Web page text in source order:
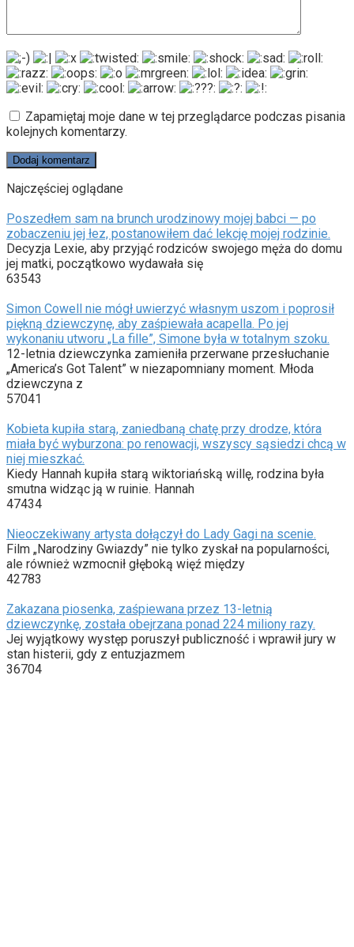
Zapamiętaj moje dane w tej przeglądarce podczas pisania
kolejnych komentarzy.
Najczęściej oglądane
Poszedłem sam na brunch urodzinowy mojej babci — po
zobaczeniu jej łez, postanowiłem dać lekcję mojej rodzinie.
Decyzja Lexie, aby przyjąć rodziców swojego męża do domu
jej matki, początkowo wydawała się
63543
Simon Cowell nie mógł uwierzyć własnym uszom i poprosił
piękną dziewczynę, aby zaśpiewała acapella. Po jej
wykonaniu utworu „La fille”, Simone była w totalnym szoku.
12-letnia dziewczynka zamieniła przerwane przesłuchanie
„America’s Got Talent” w niezapomniany moment. Młoda
dziewczyna z
57041
Kobieta kupiła starą, zaniedbaną chatę przy drodze, która
miała być wyburzona: po renowacji, wszyscy sąsiedzi chcą w
niej mieszkać.
Kiedy Hannah kupiła starą wiktoriańską willę, rodzina była
smutna widząc ją w ruinie. Hannah
47434
Nieoczekiwany artysta dołączył do Lady Gagi na scenie.
Film „Narodziny Gwiazdy” nie tylko zyskał na popularności,
ale również wzmocnił głęboką więź między
42783
Zakazana piosenka, zaśpiewana przez 13-letnią
dziewczynkę, została obejrzana ponad 224 miliony razy.
Jej wyjątkowy występ poruszył publiczność i wprawił jury w
stan histerii, gdy z entuzjazmem
36704